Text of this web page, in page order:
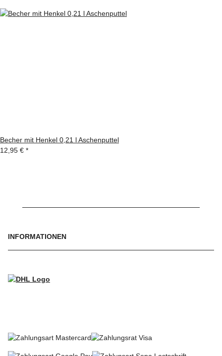
Becher mit Henkel 0,21 l Aschenputtel
12,95 € *
INFORMATIONEN